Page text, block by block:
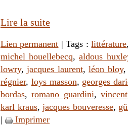
Lire la suite
Lien permanent | Tags :littérature
michel houellebecq,aldous
lowry,jacques laurent,léon bloy
régnier, loys masson, georges
bordas,romano guardini,
karl kraus,jacques bouveresse,
|
Imprimer